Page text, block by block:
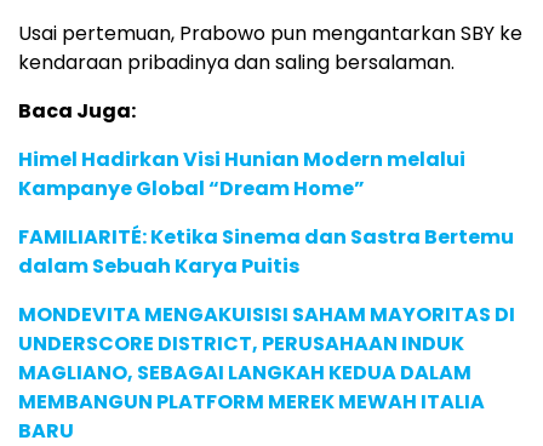
Usai pertemuan, Prabowo pun mengantarkan SBY ke
kendaraan pribadinya dan saling bersalaman.
Baca Juga:
Himel Hadirkan Visi Hunian Modern melalui
Kampanye Global “Dream Home”
FAMILIARITÉ: Ketika Sinema dan Sastra Bertemu
dalam Sebuah Karya Puitis
MONDEVITA MENGAKUISISI SAHAM MAYORITAS DI
UNDERSCORE DISTRICT, PERUSAHAAN INDUK
MAGLIANO, SEBAGAI LANGKAH KEDUA DALAM
MEMBANGUN PLATFORM MEREK MEWAH ITALIA
BARU